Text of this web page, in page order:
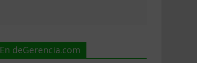
En deGerencia.com